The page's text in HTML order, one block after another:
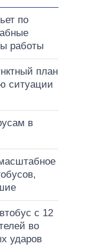
по
работы
план
ситуации
в
с 12
во
ударов